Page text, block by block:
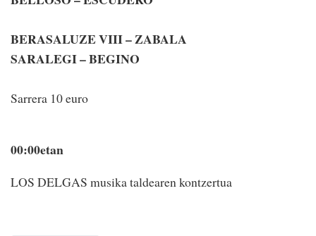
BERASALUZE VIII – ZABALA
SARALEGI – BEGINO
Sarrera 10 euro
00:00etan
LOS DELGAS musika taldearen kontzertua